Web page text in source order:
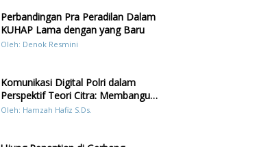
Perbandingan Pra Peradilan Dalam
KUHAP Lama dengan yang Baru
Oleh: Denok Resmini
Komunikasi Digital Polri dalam
Perspektif Teori Citra: Membangun
Kepercayaan Publik Melalui Konten
Oleh: Hamzah Hafiz S.Ds.